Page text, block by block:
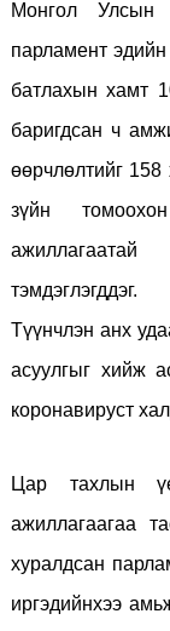
Монгол Улсын
парламент эдийн
батлахын хамт
баригдсан ч
өөрчлөлтийг 158
зүйн
тэмдэглэгддэг.
Түүнчлэн анх
асуулгыг хийж
коронавируст
Цар тахлын
ажиллагаагаа
хуралдсан
иргэдийнхээ